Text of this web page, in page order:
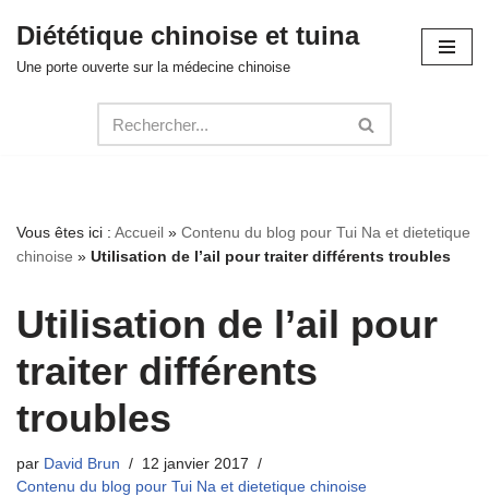
Aller
Diététique chinoise et tuina
Une porte ouverte sur la médecine chinoise
Vous êtes ici : Accueil » Contenu du blog pour Tui Na et dietetique
chinoise » Utilisation de l’ail pour traiter différents troubles
Utilisation de l’ail pour
traiter différents
troubles
par David Brun
12 janvier 2017
Contenu du blog pour Tui Na et dietetique chinoise